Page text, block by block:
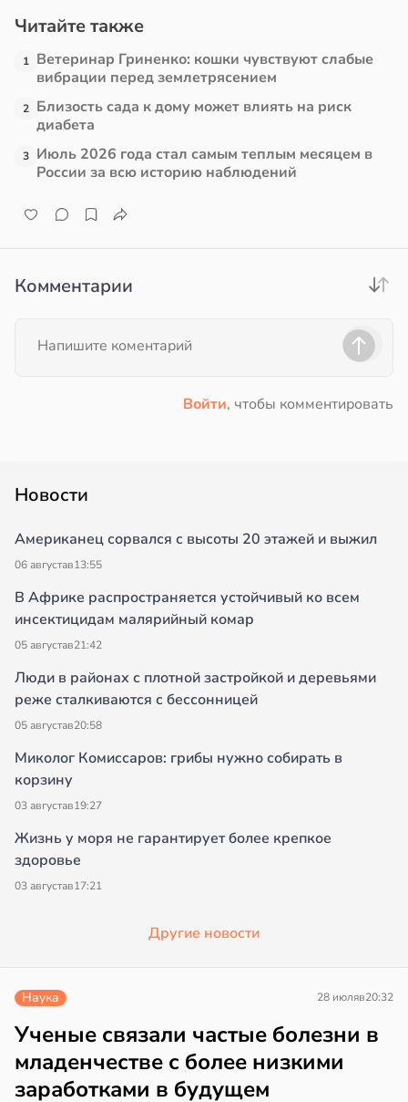
Читайте также
1 Ветеринар Гриненко: кошки чувствуют слабые
вибрации перед землетрясением
2 Близость сада к дому может влиять на риск
диабета
3 Июль 2026 года стал самым теплым месяцем в
России за всю историю наблюдений
Комментарии
Войти, чтобы комментировать
Новости
Американец сорвался с высоты 20 этажей и выжил
06 августав13:55
В Африке распространяется устойчивый ко всем
инсектицидам малярийный комар
05 августав21:42
Люди в районах с плотной застройкой и деревьями
реже сталкиваются с бессонницей
05 августав20:58
Миколог Комиссаров: грибы нужно собирать в
корзину
03 августав19:27
Жизнь у моря не гарантирует более крепкое
здоровье
03 августав17:21
Другие новости
Наука 28 июляв20:32
Ученые связали частые болезни в
младенчестве с более низкими
заработками в будущем